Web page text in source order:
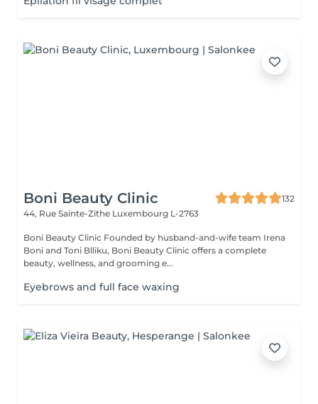
Boni Beauty Clinic
132
44, Rue Sainte-Zithe Luxembourg L-2763
Boni Beauty Clinic Founded by husband-and-wife team Irena
Boni and Toni Blliku, Boni Beauty Clinic offers a complete
beauty, wellness, and grooming e...
Eyebrows and full face waxing